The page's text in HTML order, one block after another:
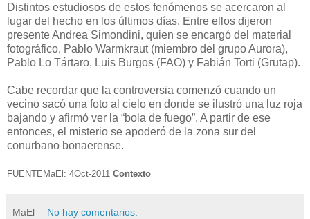
Distintos estudiosos de estos fenómenos se acercaron al
lugar del hecho en los últimos días. Entre ellos dijeron
presente Andrea Simondini, quien se encargó del material
fotográfico, Pablo Warmkraut (miembro del grupo Aurora),
Pablo Lo Tártaro, Luis Burgos (FAO) y Fabián Torti (Grutap).
Cabe recordar que la controversia comenzó cuando un
vecino sacó una foto al cielo en donde se ilustró una luz roja
bajando y afirmó ver la “bola de fuego”. A partir de ese
entonces, el misterio se apoderó de la zona sur del
conurbano bonaerense.
FUENTEMaEl: 4Oct-2011 Contexto
MaEl No hay comentarios: